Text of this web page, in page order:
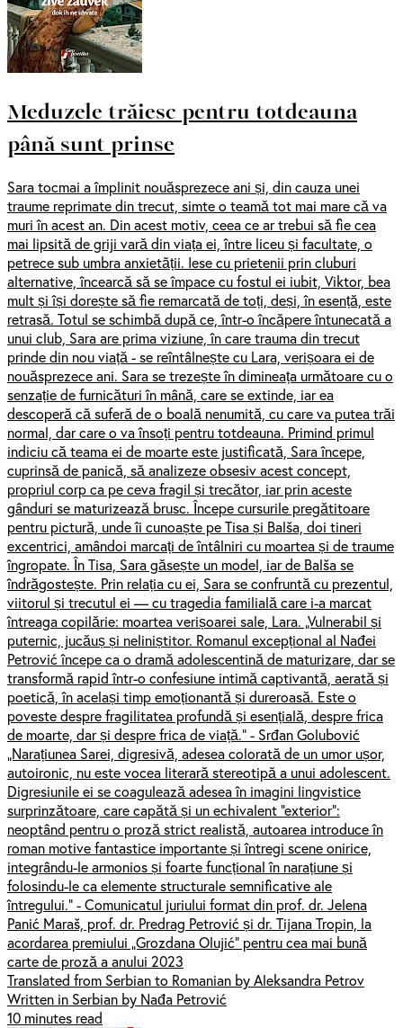
Meduzele trăiesc pentru totdeauna
până sunt prinse
Sara tocmai a împlinit nouăsprezece ani și, din cauza unei
traume reprimate din trecut, simte o teamă tot mai mare că va
muri în acest an. Din acest motiv, ceea ce ar trebui să fie cea
mai lipsită de griji vară din viața ei, între liceu și facultate, o
petrece sub umbra anxietății. Iese cu prietenii prin cluburi
alternative, încearcă să se împace cu fostul ei iubit, Viktor, bea
mult și își dorește să fie remarcată de toți, deși, în esență, este
retrasă. Totul se schimbă după ce, într-o încăpere întunecată a
unui club, Sara are prima viziune, în care trauma din trecut
prinde din nou viață - se reîntâlnește cu Lara, verișoara ei de
nouăsprezece ani. Sara se trezește în dimineața următoare cu o
senzație de furnicături în mână, care se extinde, iar ea
descoperă că suferă de o boală nenumită, cu care va putea trăi
normal, dar care o va însoți pentru totdeauna. Primind primul
indiciu că teama ei de moarte este justificată, Sara începe,
cuprinsă de panică, să analizeze obsesiv acest concept,
propriul corp ca pe ceva fragil și trecător, iar prin aceste
gânduri se maturizează brusc. Începe cursurile pregătitoare
pentru pictură, unde îi cunoaște pe Tisa și Balša, doi tineri
excentrici, amândoi marcați de întâlniri cu moartea și de traume
îngropate. În Tisa, Sara găsește un model, iar de Balša se
îndrăgostește. Prin relația cu ei, Sara se confruntă cu prezentul,
viitorul și trecutul ei — cu tragedia familială care i-a marcat
întreaga copilărie: moartea verișoarei sale, Lara. „Vulnerabil și
puternic, jucăuș și neliniștitor. Romanul excepțional al Nađei
Petrović începe ca o dramă adolescentină de maturizare, dar se
transformă rapid într-o confesiune intimă captivantă, aerată și
poetică, în același timp emoționantă și dureroasă. Este o
poveste despre fragilitatea profundă și esențială, despre frica
de moarte, dar și despre frica de viață.” - Srđan Golubović
„Narațiunea Sarei, digresivă, adesea colorată de un umor ușor,
autoironic, nu este vocea literară stereotipă a unui adolescent.
Digresiunile ei se coagulează adesea în imagini lingvistice
surprinzătoare, care capătă și un echivalent “exterior”:
neoptând pentru o proză strict realistă, autoarea introduce în
roman motive fantastice importante și întregi scene onirice,
integrându-le armonios și foarte funcțional în narațiune și
folosindu-le ca elemente structurale semnificative ale
întregului.” - Comunicatul juriului format din prof. dr. Jelena
Panić Maraš, prof. dr. Predrag Petrović și dr. Tijana Tropin, la
acordarea premiului „Grozdana Olujić” pentru cea mai bună
carte de proză a anului 2023
Translated from Serbian to Romanian by Aleksandra Petrov
Written in Serbian by Nađa Petrović
10 minutes read